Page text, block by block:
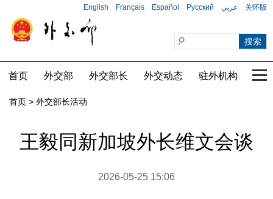
English Français Español Русский عربي 关怀版
首页 外交部 外交部长 外交动态 驻外机构 国
首页 > 外交部长活动
王毅同新加坡外长维文会谈
2026-05-25 15:06